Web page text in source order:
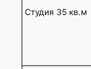
Студия 35 кв.м